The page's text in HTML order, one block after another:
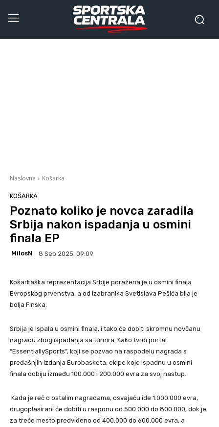
Naslovna Košarka
KOŠARKA
Poznato koliko je novca zaradila
Srbija nakon ispadanja u osmini
finala EP
MilosN 8 Sep 2025. 09:09
Košarkaška reprezentacija Srbije poražena je u osmini finala
Evropskog prvenstva, a od izabranika Svetislava Pešića bila je
bolja Finska.
Srbija je ispala u osmini finala, i tako će dobiti skromnu novčanu
nagradu zbog ispadanja sa turnira. Kako tvrdi portal
“EssentiallySports”, koji se pozvao na raspodelu nagrada s
pređašnjih izdanja Eurobasketa, ekipe koje ispadnu u osmini
finala dobiju između 100.000 i 200.000 evra za svoj nastup.
Kada je reč o ostalim nagradama, osvajaču ide 1.000.000 evra,
drugoplasirani će dobiti u rasponu od 500.000 do 800.000, dok je
za treće mesto predviđeno od 400.000 do 600.000 evra, a